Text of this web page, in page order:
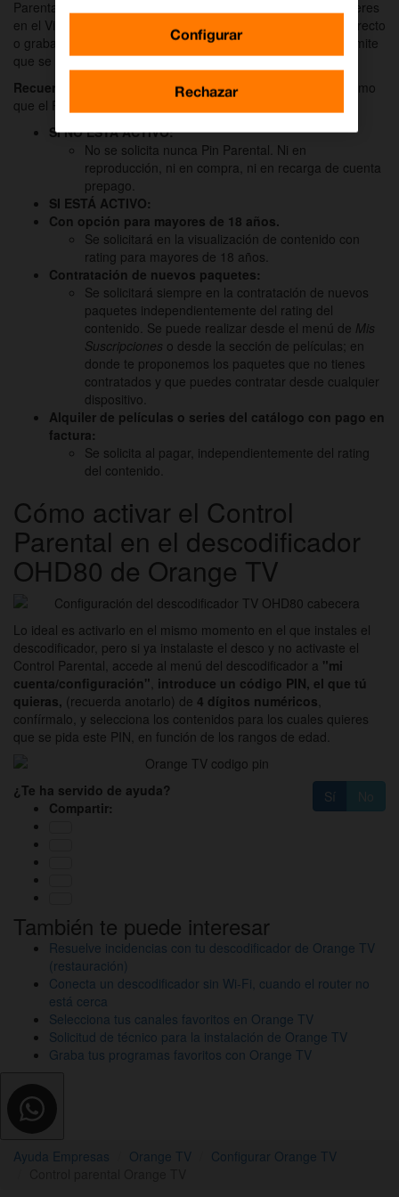
Parental solicitará la contraseña en las contrataciones, alquileres
en el Videoclub by Rakuten TV o al visualizar contenido en directo
o grabado, que tenga una clasificación de edad superior al límite
que se haya establecido al activarse.
Recuerda que…
el código PIN del Control Parental es el mismo
que el PIN de compra del Videoclub.
SI NO ESTÁ ACTIVO:
No se solicita nunca Pin Parental. Ni en
reproducción, ni en compra, ni en recarga de cuenta
prepago.
SI ESTÁ ACTIVO:
Con opción para mayores de 18 años.
Se solicitará en la visualización de contenido con
rating para mayores de 18 años.
Contratación de nuevos paquetes:
Se solicitará siempre en la contratación de nuevos
paquetes independientemente del rating del
contenido. Se puede realizar desde el menú de Mis
Suscripciones o desde la sección de películas; en
donde te proponemos los paquetes que no tienes
contratados y que puedes contratar desde cualquier
dispositivo.
Alquiler de películas o series del catálogo con pago en
factura:
Se solicita al pagar, independientemente del rating
del contenido.
Cómo activar el Control
Parental en el descodificador
OHD80 de Orange TV
Lo ideal es activarlo en el mismo momento en el que instales el
descodificador, pero si ya instalaste el desco y no activaste el
Control Parental, accede al menú del descodificador a "mi
cuenta/configuración" introduce un código PIN, el que tú
quieras, (recuerda anotarlo) de 4 dígitos numéricos
confírmalo, y selecciona los contenidos para los cuales quieres
que se pida este PIN, en función de los rangos de edad.
¿Te ha servido de ayuda? Sí No
Compartir:
También te puede interesar
Resuelve incidencias con tu descodificador de Orange TV
(restauración)
Conecta un descodificador sin Wi-Fi, cuando el router no
está cerca
Selecciona tus canales favoritos en Orange TV
Solicitud de técnico para la instalación de Orange TV
Graba tus programas favoritos con Orange TV
Ayuda Empresas Orange TV
Configurar Orange TV
Configurar
Rechazar